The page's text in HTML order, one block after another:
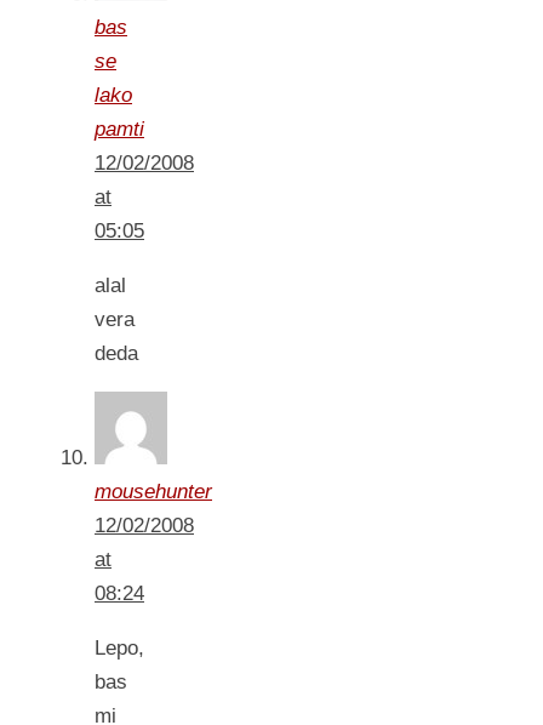
bas
se
lako
pamti
12/02/2008
at
05:05
alal
vera
deda
mousehunter
12/02/2008
at
08:24
Lepo,
bas
mi